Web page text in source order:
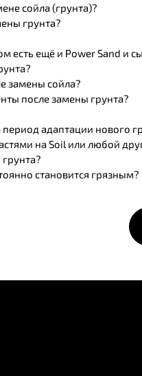
сойла (грунта)?
грунта?
есть ещё и Power Sand и
замены сойла?
после замены грунта?
адаптации нового
на Soil или любой
становится грязным?